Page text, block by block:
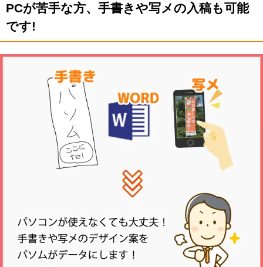
PCが苦手な方、手書きや写メの入稿も可能
です!